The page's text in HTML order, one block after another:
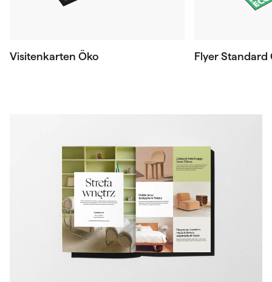
Visitenkarten Öko Flyer Standard